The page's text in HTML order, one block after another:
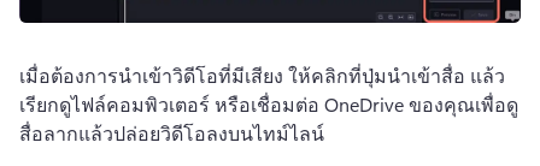
เมื่อต้องการนําเข้าวิดีโอที่มีเสียง ให้คลิกที่ปุ่มนําเข้าสื่อ แล้ว
เรียกดูไฟล์คอมพิวเตอร์ หรือเชื่อมต่อ OneDrive ของคุณเพื่อดู
สื่อลากแล้วปล่อยวิดีโอลงบนไทม์ไลน์